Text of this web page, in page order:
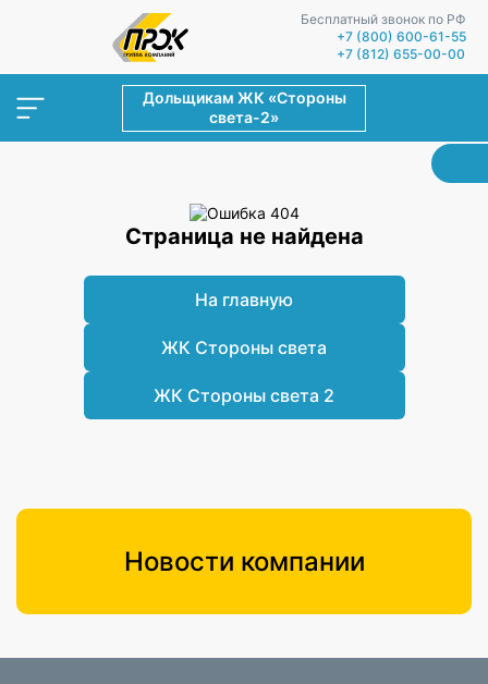
Бесплатный звонок по РФ
+7 (800) 600-61-55
+7 (812) 655-00-00
Дольщикам ЖК «Стороны
света-2»
Страница не найдена
На главную
ЖК Стороны света
ЖК Стороны света 2
Новости компании